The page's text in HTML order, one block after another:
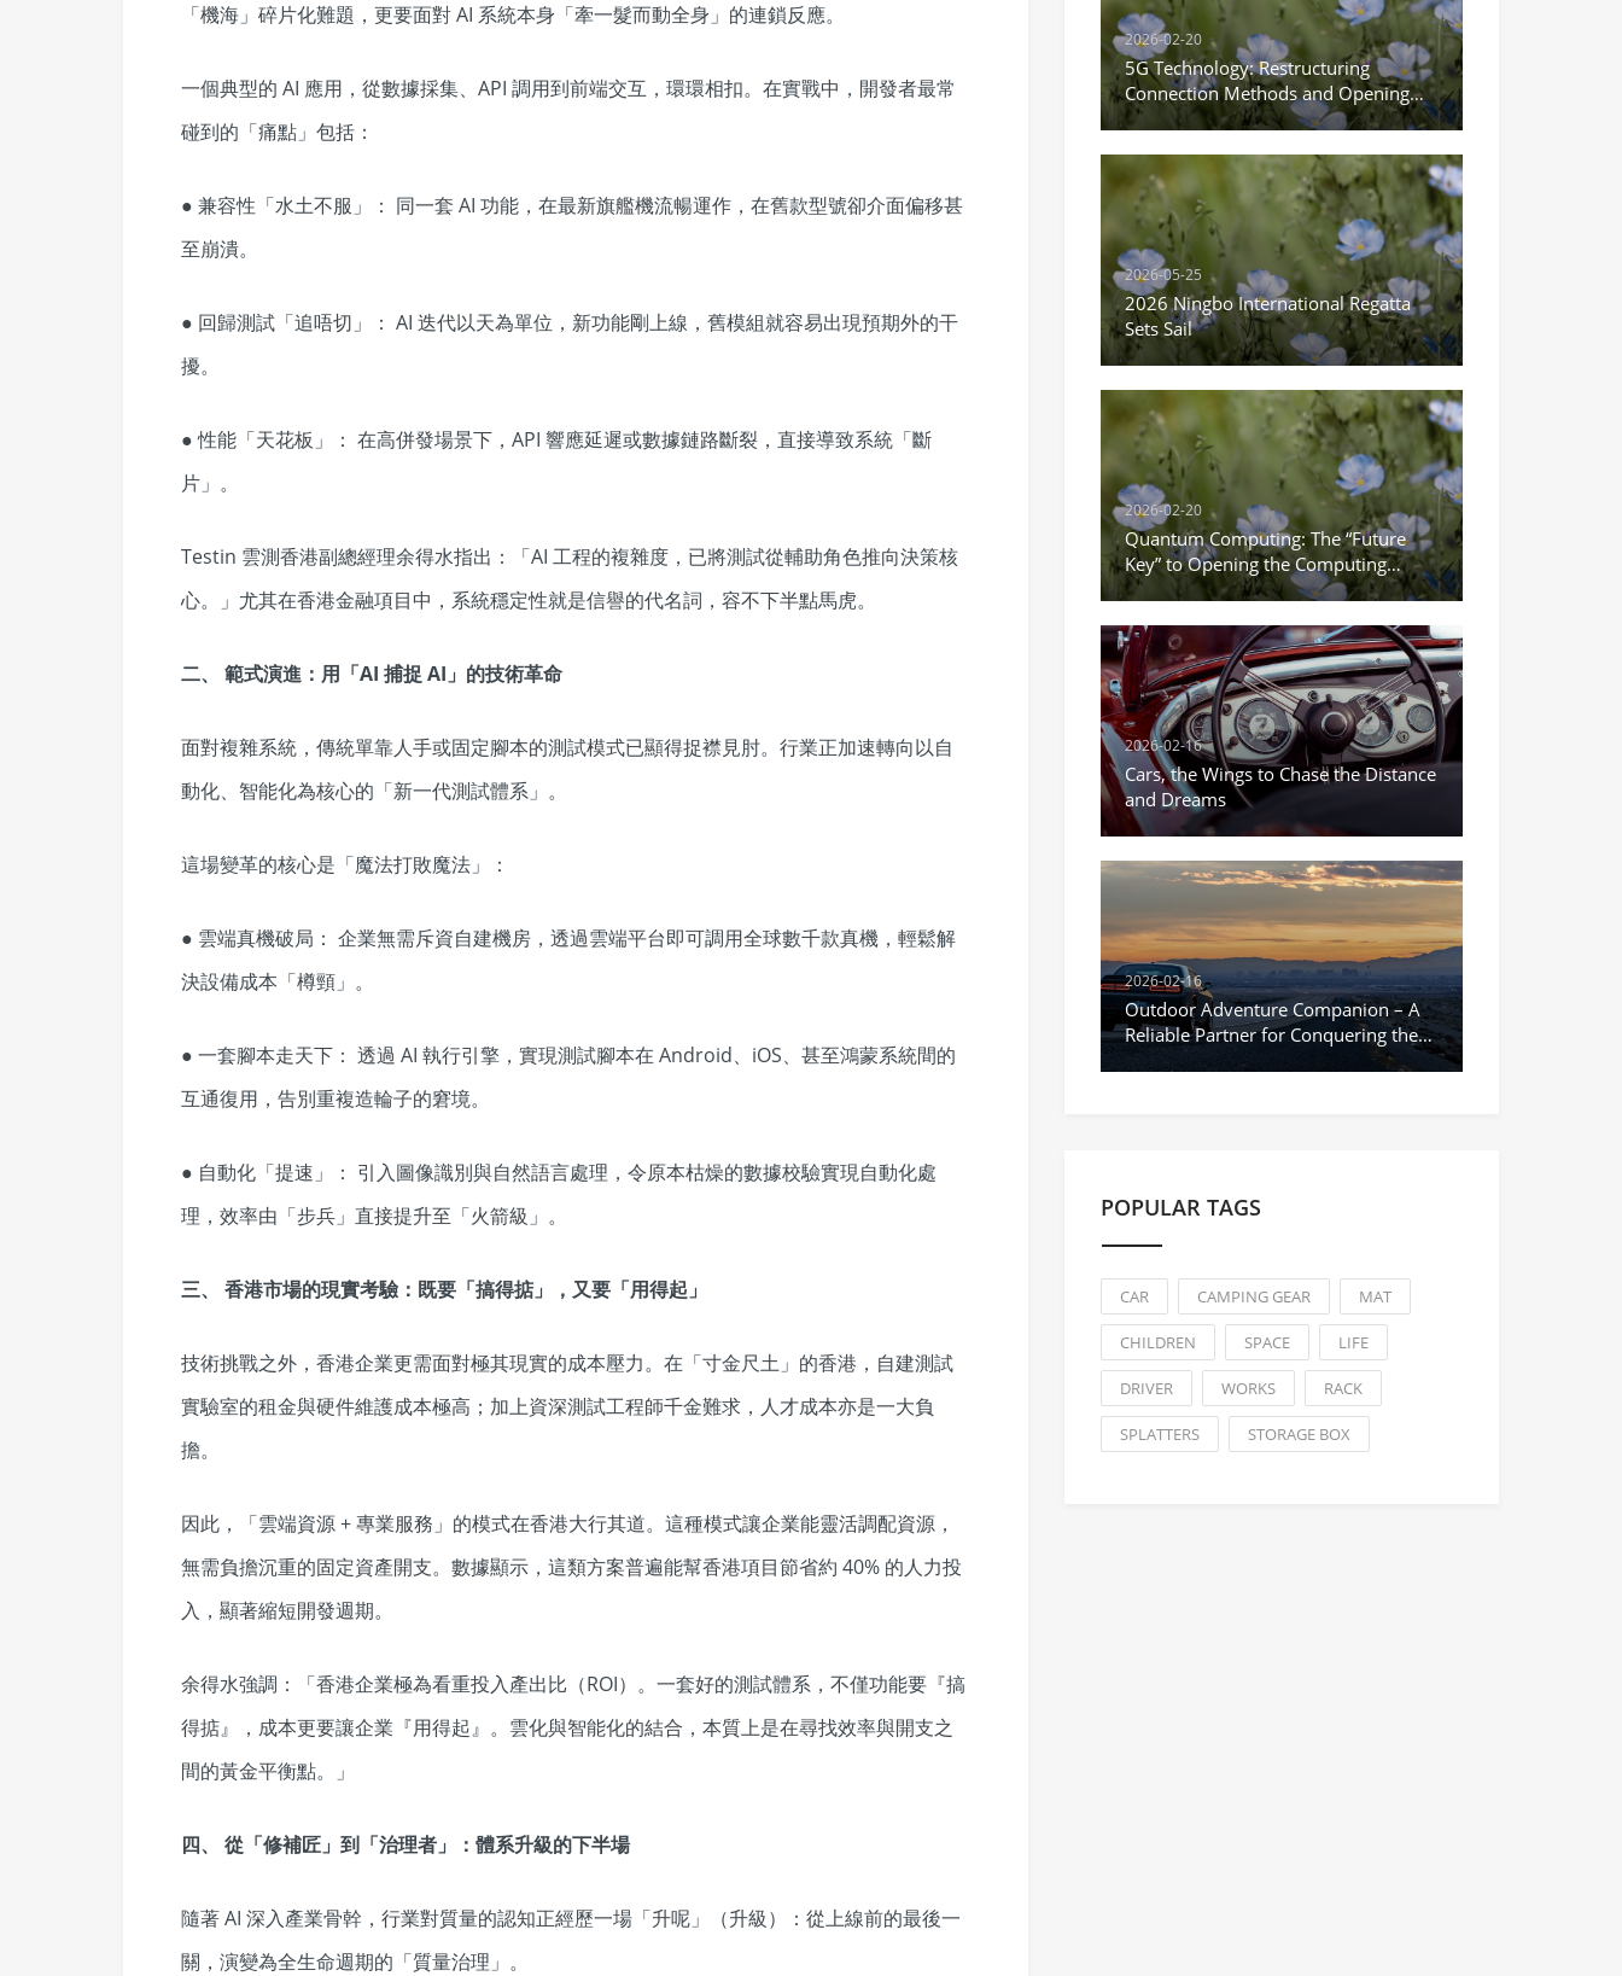
「機海」碎片化難題，更要面對 AI 系統本身「牽一髮而動全身」的連鎖反應。
一個典型的 AI 應用，從數據採集、API 調用到前端交互，環環相扣。在實戰中，開發者最常
碰到的「痛點」包括：
● 兼容性「水土不服」： 同一套 AI 功能，在最新旗艦機流暢運作，在舊款型號卻介面偏移甚
至崩潰。
● 回歸測試「追唔切」： AI 迭代以天為單位，新功能剛上線，舊模組就容易出現預期外的干
擾。
● 性能「天花板」： 在高併發場景下，API 響應延遲或數據鏈路斷裂，直接導致系統「斷
片」。
Testin 雲測香港副總經理余得水指出：「AI 工程的複雜度，已將測試從輔助角色推向決策核
心。」尤其在香港金融項目中，系統穩定性就是信譽的代名詞，容不下半點馬虎。
二、 範式演進：用「AI 捕捉 AI 」的技術革命
面對複雜系統，傳統單靠人手或固定腳本的測試模式已顯得捉襟見肘。行業正加速轉向以自
動化、智能化為核心的「新一代測試體系」。
這場變革的核心是「魔法打敗魔法」：
● 雲端真機破局： 企業無需斥資自建機房，透過雲端平台即可調用全球數千款真機，輕鬆解
決設備成本「樽頸」。
● 一套腳本走天下： 透過 AI 執行引擎，實現測試腳本在 Android、iOS、甚至鴻蒙系統間的
互通復用，告別重複造輪子的窘境。
● 自動化「提速」： 引入圖像識別與自然語言處理，令原本枯燥的數據校驗實現自動化處
理，效率由「步兵」直接提升至「火箭級」。
三、 香港市場的現實考驗：既要「搞得掂」，又要「用得起」
技術挑戰之外，香港企業更需面對極其現實的成本壓力。在「寸金尺土」的香港，自建測試
實驗室的租金與硬件維護成本極高；加上資深測試工程師千金難求，人才成本亦是一大負
擔。
因此，「雲端資源 + 專業服務」的模式在香港大行其道。這種模式讓企業能靈活調配資源，
無需負擔沉重的固定資產開支。數據顯示，這類方案普遍能幫香港項目節省約 40% 的人力投
入，顯著縮短開發週期。
余得水強調：「香港企業極為看重投入產出比（ROI）。一套好的測試體系，不僅功能要『搞
得掂』，成本更要讓企業『用得起』。雲化與智能化的結合，本質上是在尋找效率與開支之
間的黃金平衡點。」
四、 從「修補匠」到「治理者」：體系升級的下半場
隨著 AI 深入產業骨幹，行業對質量的認知正經歷一場「升呢」（升級）：從上線前的最後一
關，演變為全生命週期的「質量治理」。
2026-02-20
5G Technology: Restructuring
Connection Methods and Opening
the New Era of the Internet of
2026-05-25
2026 Ningbo International Regatta
Sets Sail
2026-02-20
Quantum Computing: The “Future
Key” to Opening the Computing
Power Revolution
2026-02-16
Cars, the Wings to Chase the Distance
and Dreams
2026-02-16
Outdoor Adventure Companion – A
Reliable Partner for Conquering the
Unknown
POPULAR TAGS
CAR CAMPING GEAR MAT
CHILDREN SPACE LIFE
DRIVER WORKS RACK
SPLATTERS STORAGE BOX